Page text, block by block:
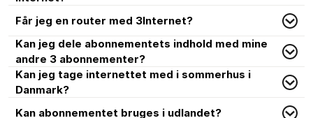
Får jeg en router med 3Internet?
Kan jeg dele abonnementets indhold med mine
andre 3 abonnementer?
Kan jeg tage internettet med i sommerhus i
Danmark?
Kan abonnementet bruges i udlandet?